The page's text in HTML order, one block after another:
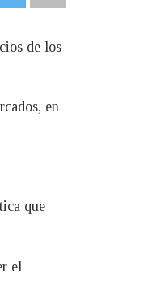
de los
en
que
el